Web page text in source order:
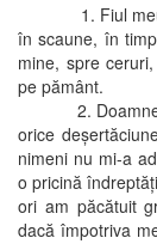
1. Fiul meu,
în scaune, în
mine, spre
pe pământ.
2. Doamne, în
orice
nimeni nu mi-a
o pricină
ori am păcătuit
dacă împotriva